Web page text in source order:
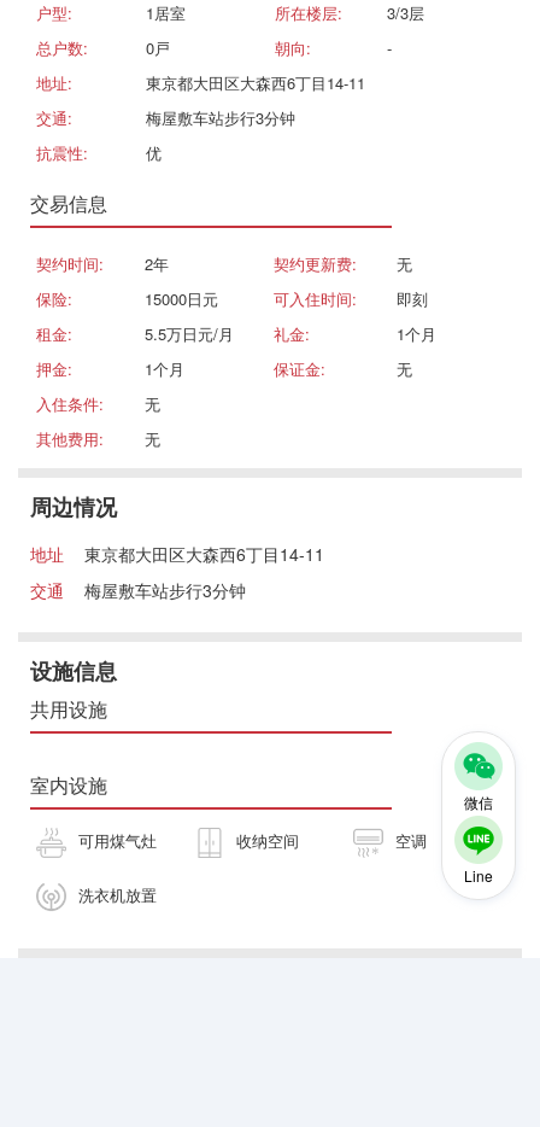
微信
Line
户型:
1居室 所在楼层:
3/3层
总户数:
0戸 朝向:
-
地址:
東京都大田区大森西6丁目14-11
交通:
梅屋敷车站步行3分钟
抗震性:
优
交易信息
契约时间: 2年 契约更新费:
无
保险:
15000日元 可入住时间:
即刻
租金:
5.5万日元/月 礼金:
1个月
押金:
1个月 保证金:
无
入住条件:
无
其他费用:
无
周边情况
地址
東京都大田区大森西6丁目14-11
交通
梅屋敷车站步行3分钟
设施信息
共用设施
室内设施
可用煤气灶 收纳空间 空调
洗衣机放置